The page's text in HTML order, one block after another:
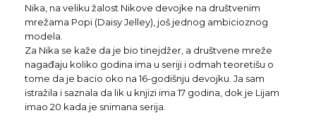
Nika, na veliku žalost Nikove devojke na društvenim
mrežama Popi (Daisy Jelley), još jednog ambicioznog
modela.
Za Nika se kaže da je bio tinejdžer, a društvene mreže
nagađaju koliko godina ima u seriji i odmah teoretišu o
tome da je bacio oko na 16-godišnju devojku. Ja sam
istražila i saznala da lik u knjizi ima 17 godina, dok je Lijam
imao 20 kada je snimana serija.